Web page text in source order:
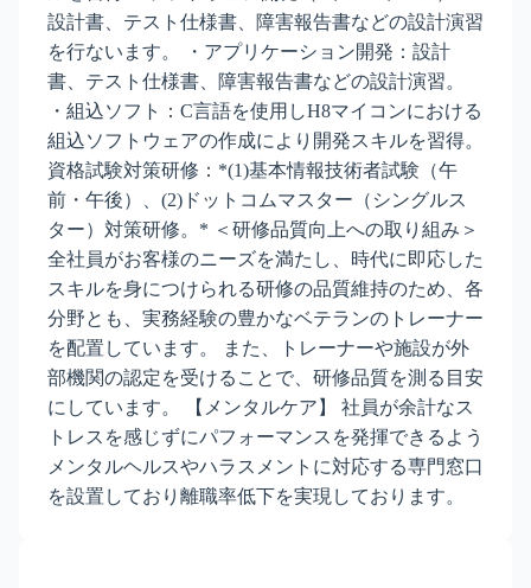
設計書、テスト仕様書、障害報告書などの設計演習
を行ないます。 ・アプリケーション開発：設計
書、テスト仕様書、障害報告書などの設計演習。
・組込ソフト：C言語を使用しH8マイコンにおける
組込ソフトウェアの作成により開発スキルを習得。
資格試験対策研修：*(1)基本情報技術者試験（午
前・午後）、(2)ドットコムマスター（シングルス
ター）対策研修。* ＜研修品質向上への取り組み＞
全社員がお客様のニーズを満たし、時代に即応した
スキルを身につけられる研修の品質維持のため、各
分野とも、実務経験の豊かなベテランのトレーナー
を配置しています。 また、トレーナーや施設が外
部機関の認定を受けることで、研修品質を測る目安
にしています。 【メンタルケア】 社員が余計なス
トレスを感じずにパフォーマンスを発揮できるよう
メンタルヘルスやハラスメントに対応する専門窓口
を設置しており離職率低下を実現しております。